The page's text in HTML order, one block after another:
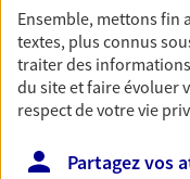
vie
Achat immobilier,
d'assurance et
Ensemble, mettons fin
textes, plus connus
traiter des
du site et faire évoluer
respect de votre vie
Partagez vos